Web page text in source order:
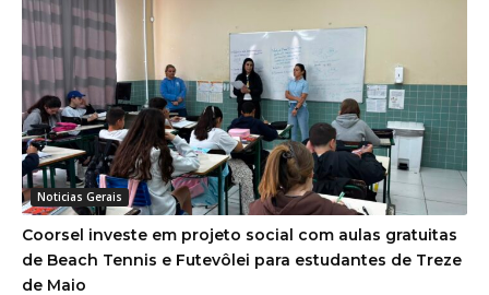
Noticias Gerais
Coorsel investe em projeto social com aulas gratuitas
de Beach Tennis e Futevôlei para estudantes de Treze
de Maio